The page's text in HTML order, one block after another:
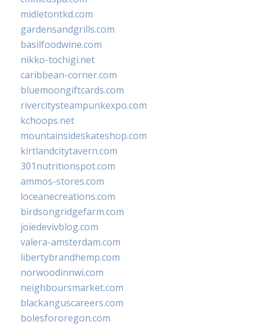
midletontkd.com
gardensandgrills.com
basilfoodwine.com
nikko-tochigi.net
caribbean-corner.com
bluemoongiftcards.com
rivercitysteampunkexpo.com
kchoops.net
mountainsideskateshop.com
kirtlandcitytavern.com
301nutritionspot.com
ammos-stores.com
loceanecreations.com
birdsongridgefarm.com
joiedevivblog.com
valera-amsterdam.com
libertybrandhemp.com
norwoodinnwi.com
neighboursmarket.com
blackanguscareers.com
bolesfororegon.com